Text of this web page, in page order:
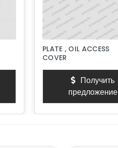
PLATE , OIL ACCESS
COVER
Получить
предложение